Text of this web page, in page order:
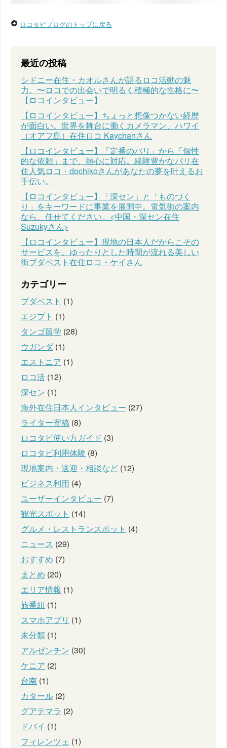
ロコタビブログのトップに戻る
最近の投稿
シドニー在住・カオルさんが語るロコ活動の魅
力。〜ロコでの出会いで明るく積極的な性格に〜
【ロコインタビュー】
【ロコインタビュー】ちょっと想像つかない経歴
が面白い。世界を舞台に働くカメラマン、ハワイ
（オアフ島）在住ロコ Kaychanさん
【ロコインタビュー】「定番のパリ」から「個性
的な依頼」まで、熱心に対応。経験豊かなパリ在
住人気ロコ・dochikoさんがあなたの夢を叶えるお
手伝い。
【ロコインタビュー】「深セン」と「ものづく
り」をキーワードに事業を展開中。電気街の案内
なら、任せてください。<中国・深セン在住
Suzukyさん>
【ロコインタビュー】現地の日本人だからこその
サービスを。ゆったりとした時間が流れる美しい
街ブダペスト在住ロコ・ケイさん
カテゴリー
ブダペスト (1)
エジプト (1)
タンゴ留学 (28)
ウガンダ(1)
エストニア (1)
ロコ活 (12)
深セン (1)
海外在住日本人インタビュー (27)
ライター寄稿 (8)
ロコタビ使い方ガイド (3)
ロコタビ利用体験 (8)
現地案内・送迎・相談など (12)
ビジネス利用 (4)
ユーザーインタビュー (7)
観光スポット (14)
グルメ・レストランスポット (4)
ニュース (29)
おすすめ (7)
まとめ (20)
エリア情報 (1)
旅番組 (1)
スマホアプリ (1)
未分類 (1)
アルゼンチン (30)
ケニア (2)
台南 (1)
カタール (2)
グアテマラ (2)
ドバイ (1)
フィレンツェ (1)